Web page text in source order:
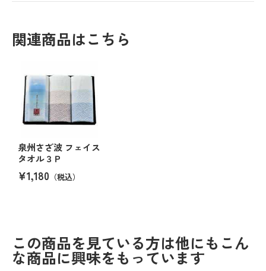
関連商品はこちら
泉州さざ波 フェイス
タオル３Ｐ
¥1,180 （税込）
この商品を見ている方は他にもこん
な商品に興味をもっています